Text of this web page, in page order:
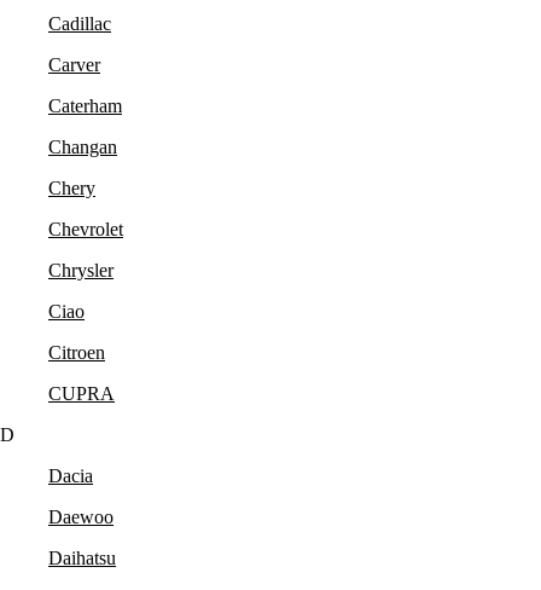
Cadillac
Carver
Caterham
Changan
Chery
Chevrolet
Chrysler
Ciao
Citroen
CUPRA
D
Dacia
Daewoo
Daihatsu